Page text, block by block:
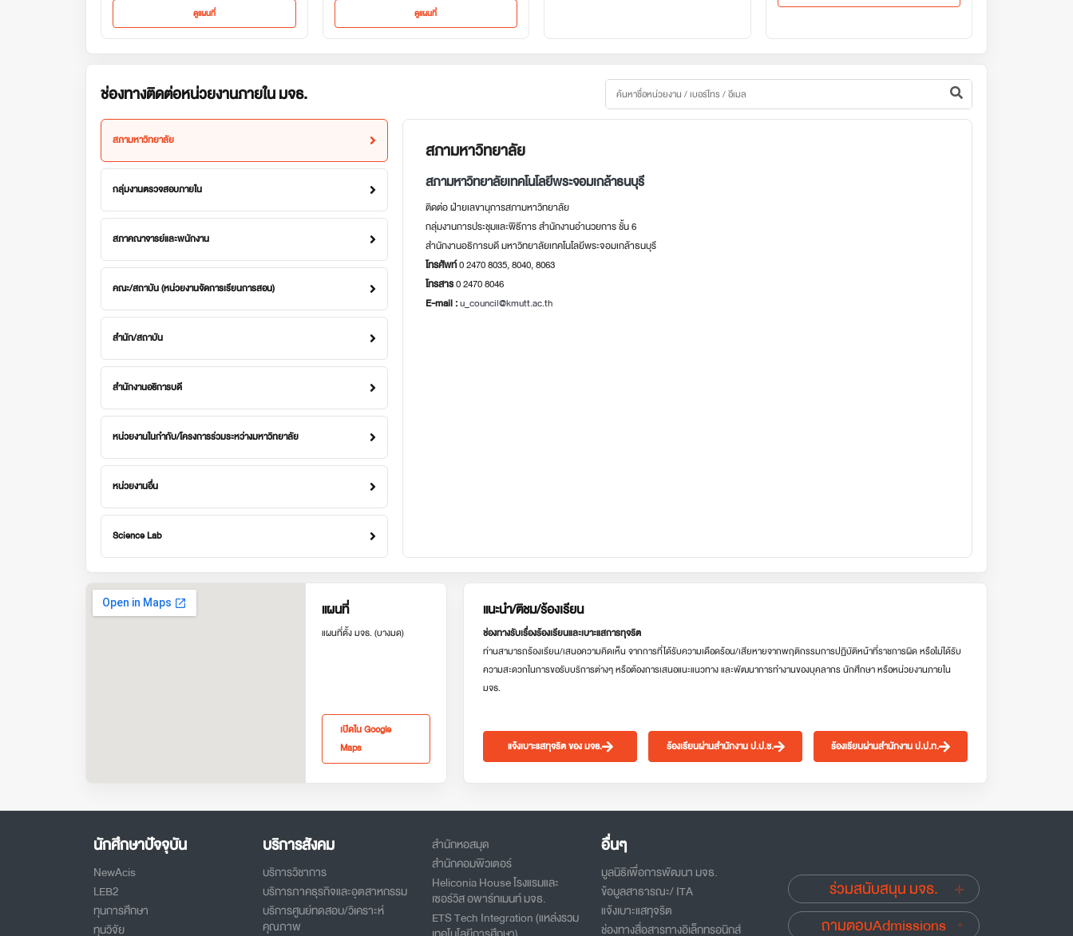
ดูแผนที่ ดูแผนที่
ช่องทางติดต่อหน่วยงานภายใน มจธ.
สภามหาวิทยาลัย
กลุ่มงานตรวจสอบภายใน
สภาคณาจารย์และพนักงาน
คณะ/สถาบัน (หน่วยงานจัดการเรียนการสอน)
สำนัก/สถาบัน
สำนักงานอธิการบดี
หน่วยงานในกำกับ/โครงการร่วมระหว่างมหาวิทยาลัย
หน่วยงานอื่น
Science Lab
สภามหาวิทยาลัย
สภามหาวิทยาลัยเทคโนโลยีพระจอมเกล้าธนบุรี
ติดต่อ ฝ่ายเลขานุการสภามหาวิทยาลัย
กลุ่มงานการประชุมและพิธีการ สำนักงานอำนวยการ ชั้น 6
สำนักงานอธิการบดี มหาวิทยาลัยเทคโนโลยีพระจอมเกล้าธนบุรี
โทรศัพท์0 2470 8035, 8040, 8063
โทรสาร0 2470 8046
E-mail :u_council@kmutt.ac.th
แผนที่
แผนที่ตั้ง มจธ. (บางมด)
เปิดใน Google
Maps
แนะนำ/ติชม/ร้องเรียน
ช่องทางรับเรื่องร้องเรียนและเบาะแสการทุจริต
ท่านสามารถร้องเรียน/เสนอความคิดเห็น จากการที่ได้รับความเดือดร้อน/เสียหายจากพฤติกรรมการปฏิบัติหน้าที่ราชการผิด หรือไม่ได้รับ
ความสะดวกในการขอรับบริการต่างๆ หรือต้องการเสนอแนะแนวทาง และพัฒนาการทำงานของบุคลากร นักศึกษา หรือหน่วยงานภายใน
มจธ.
แจ้งเบาะแสทุจริต ของ มจธ. ร้องเรียนผ่านสำนักงาน ป.ป.ช. ร้องเรียนผ่านสำนักงาน ป.ป.ท.
นักศึกษาปัจจุบัน
NewAcis
LEB2
ทุนการศึกษา
ทุนวิจัย
บริการสังคม
บริการวิชาการ
บริการภาคธุรกิจและอุตสาหกรรม
บริการศูนย์ทดสอบ/วิเคราะห์
คุณภาพ
สำนักหอสมุด
สำนักคอมพิวเตอร์
Heliconia House โรงแรมและ
เซอร์วิส อพาร์ทเมนท์ มจธ.
ETS Tech Integration (แหล่งรวม
อื่นๆ
มูลนิธิเพื่อการพัฒนา มจธ.
ข้อมูลสาธารณะ/ ITA
แจ้งเบาะแสทุจริต
ช่องทางสื่อสารทางอิเล็กทรอนิกส์
ร่วมสนับสนุน มจธ.
ถามตอบAdmissions